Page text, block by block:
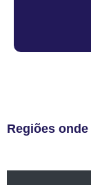
Regiões